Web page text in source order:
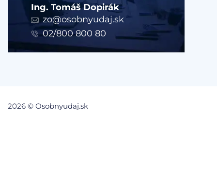
Ing. Tomáš Dopirák
zo@osobnyudaj.sk
02/800 800 80
2026 © Osobnyudaj.sk